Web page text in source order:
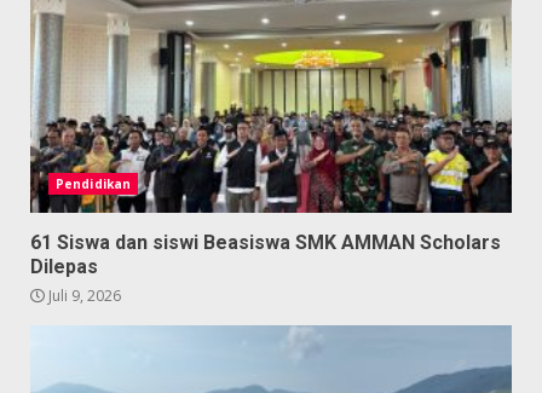
Pendidikan
61 Siswa dan siswi Beasiswa SMK AMMAN Scholars
Dilepas
Juli 9, 2026